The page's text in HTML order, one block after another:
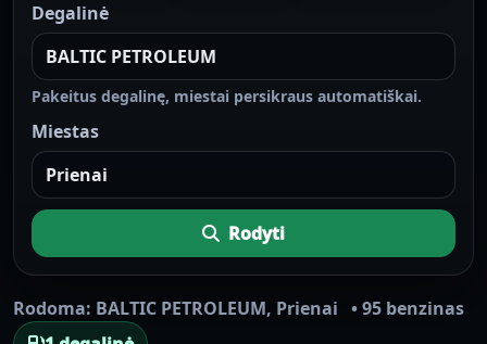
Degalinė
Pakeitus degalinę, miestai persikraus automatiškai.
Miestas
Rodyti
Rodoma: BALTIC PETROLEUM, Prienai •95 benzinas